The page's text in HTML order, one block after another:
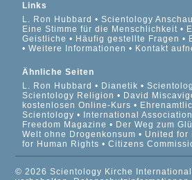
Links
L. Ron Hubbard
Scientology
Eine Stimme für die Menschlichkeit
Geistliche
Häufig gestellte Fragen
Weitere Informationen
Kontakt
Ähnliche Seiten
L. Ron Hubbard
Dianetik
Scientology Religion
David
kostenlosen Online-Kurs
Scientology
International
Freedom Magazine
Der Weg zum
Welt ohne Drogenkonsum
United for
for Human Rights
Citizens
© 2026 Scientology Kirche